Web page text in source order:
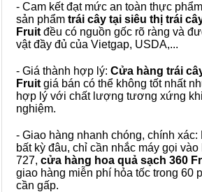
- Cam kết đạt mức an toàn thực
sản phẩm trái cây tại siêu thị trái
Fruit đều có nguồn gốc rõ ràng và
vật đầy đủ của Vietgap, USDA,...
- Giá thành hợp lý: Cửa hàng trái
Fruit giá bán có thể không tốt nhất
hợp lý với chất lượng tương xứng
nghiệm.
- Giao hàng nhanh chóng, chính
bất kỳ đâu, chỉ cần nhắc máy gọi
727, cửa hàng hoa quả sạch 360
giao hàng miễn phí hỏa tốc trong 60
cần gấp.